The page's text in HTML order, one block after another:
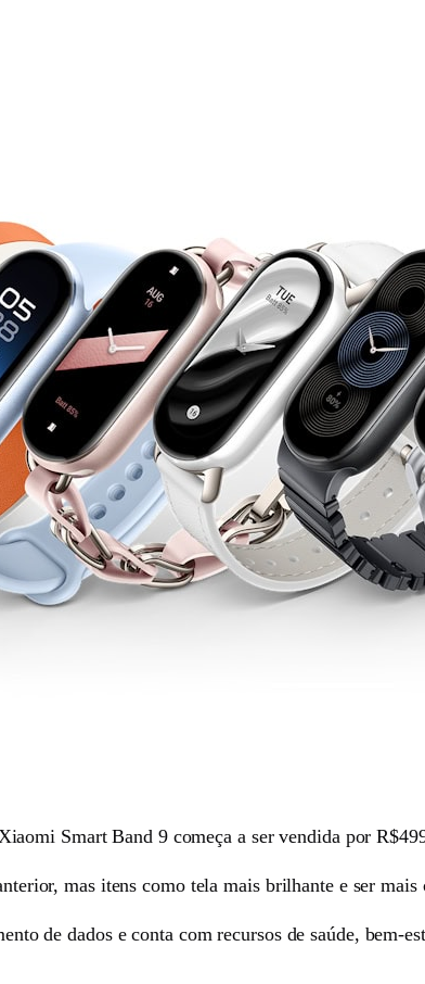
Smart Band 9 começa a ser vendida por
mas itens como tela mais brilhante e ser mais
de dados e conta com recursos de saúde, bem-